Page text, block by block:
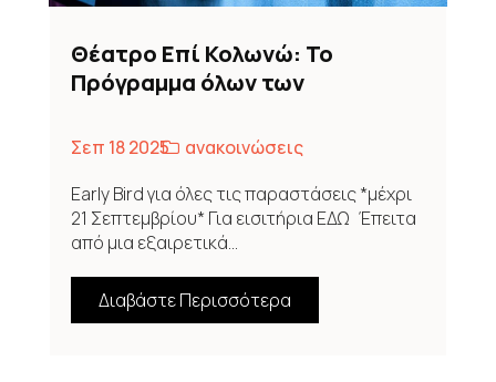
Θέατρο Επί Κολωνώ: Το
Πρόγραμμα όλων των
Σεπ 18 2025
ανακοινώσεις
Early Bird για όλες τις παραστάσεις *μέχρι
21 Σεπτεμβρίου* Για εισιτήρια ΕΔΩ Έπειτα
από μια εξαιρετικά...
Διαβάστε Περισσότερα